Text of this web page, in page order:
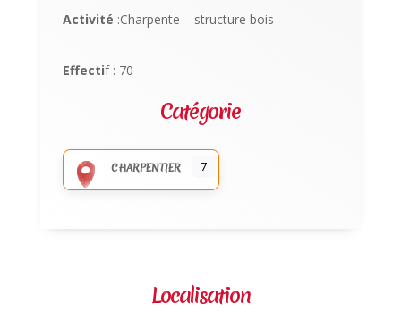
Activité :Charpente – structure bois
Effectif : 70
Catégorie
CHARPENTIER 7
Localisation